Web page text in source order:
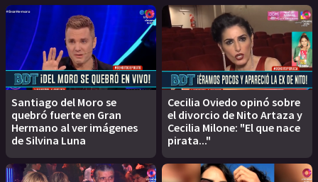
Santiago del Moro se
quebró fuerte en Gran
Hermano al ver imágenes
de Silvina Luna
Cecilia Oviedo opinó sobre
el divorcio de Nito Artaza y
Cecilia Milone: "El que nace
pirata..."